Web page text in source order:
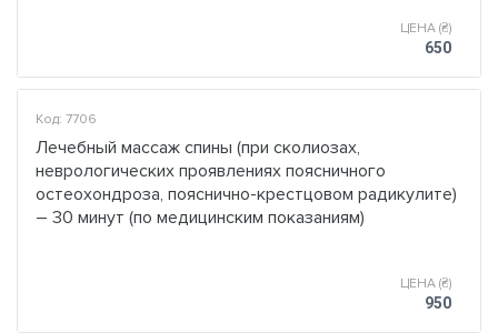
ЦЕНА (₴)
650
Код: 7706
Лечебный массаж спины (при сколиозах,
неврологических проявлениях поясничного
остеохондроза, пояснично-крестцовом радикулите)
– 30 минут (по медицинским показаниям)
ЦЕНА (₴)
950